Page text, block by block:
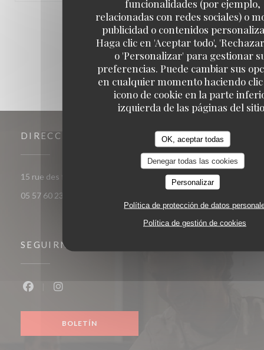
funcionalidades (por ejemplo,
relacionadas con redes sociales) o
publicidad o contenidos
Haga clic en 'Aceptar todo',
o 'Personalizar' para gestionar
preferencias. Puede cambiar sus
en cualquier momento haciendo
icono de cookie en la parte
izquierda de las páginas del
OK, aceptar todas
Denegar todas las cookies
Personalizar
Política de protección de datos
Política de gestión de cookies
1 2 3
DIRECCIÓN
15 rue des frères Bonie 33000 Bordeaux((abre en una nueva
05 57 60 23 56
SEGUIRNOS
BOLETÍN